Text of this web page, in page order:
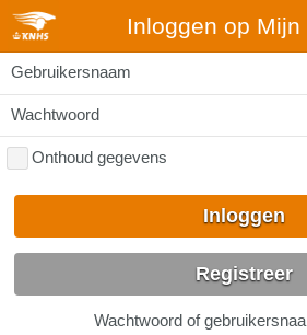
Inloggen op Mijn
Gebruikersnaam
Wachtwoord
Onthoud gegevens
Inloggen
Registreer
Wachtwoord of